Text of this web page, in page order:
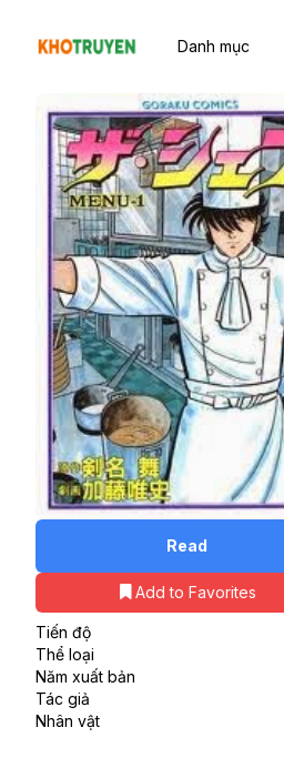
Danh mục
Read
Add to Favorites
Tiến độ
Thể loại
Năm xuất bản
Tác giả
Nhân vật